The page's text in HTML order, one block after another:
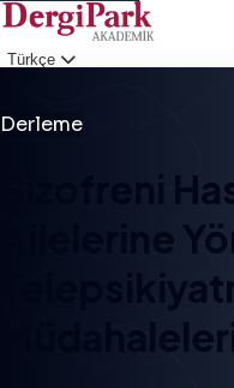
Türkçe
Derleme
Şizofreni
Ailelerine